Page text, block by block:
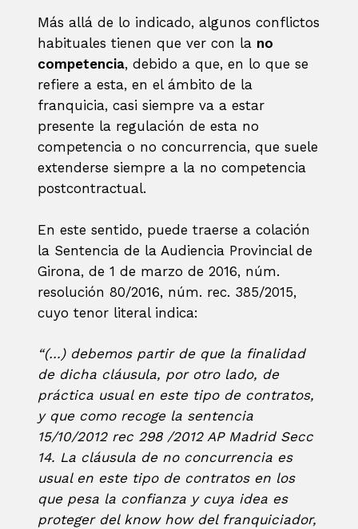
Más allá de lo indicado, algunos conflictos
habituales tienen que ver con la no
competencia, debido a que, en lo que se
refiere a esta, en el ámbito de la
franquicia, casi siempre va a estar
presente la regulación de esta no
competencia o no concurrencia, que suele
extenderse siempre a la no competencia
postcontractual.
En este sentido, puede traerse a colación
la Sentencia de la Audiencia Provincial de
Girona, de 1 de marzo de 2016, núm.
resolución 80/2016, núm. rec. 385/2015,
cuyo tenor literal indica:
“(…) debemos partir de que la finalidad
de dicha cláusula, por otro lado, de
práctica usual en este tipo de contratos,
y que como recoge la sentencia
15/10/2012 rec 298 /2012 AP Madrid Secc
14. La cláusula de no concurrencia es
usual en este tipo de contratos en los
que pesa la confianza y cuya idea es
proteger del know how del franquiciador,